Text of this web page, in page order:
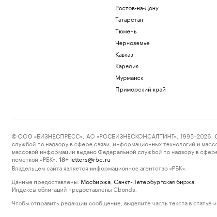
Ростов-на-Дону
Татарстан
Тюмень
Черноземье
Кавказ
Карелия
Мурманск
Приморский край
© ООО «БИЗНЕСПРЕСС», АО «РОСБИЗНЕСКОНСАЛТИНГ», 1995–2026.
службой по надзору в сфере связи, информационных технологий и
массовой информации выдано Федеральной службой по надзору в
пометкой «РБК».
18+ letters@rbc.ru
Владельцем сайта является информационное агентство «РБК».
Данные предоставлены: Мосбиржа Санкт-Петербургская биржа
Индексы облигаций предоставлены Cbonds.
Чтобы отправить редакции сообщение, выделите часть текста в статье